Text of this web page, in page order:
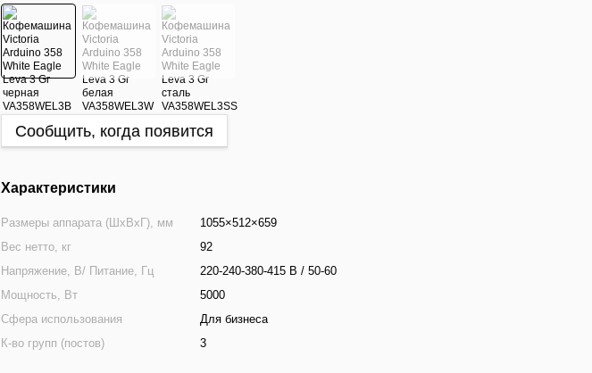
Сообщить, когда появится
Характеристики
Размеры аппарата (ШхВхГ), мм
1055×512×659
Вес нетто, кг
92
Напряжение, В/ Питание, Гц
220-240-380-415 В / 50-60
Мощность, Вт
5000
Сфера использования
Для бизнеса
К-во групп (постов)
3